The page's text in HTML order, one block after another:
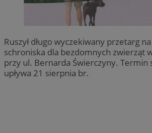
Ruszył długo wyczekiwany przetarg
schroniska dla bezdomnych zwierząt
przy ul. Bernarda Świerczyny. Termin
upływa 21 sierpnia br.